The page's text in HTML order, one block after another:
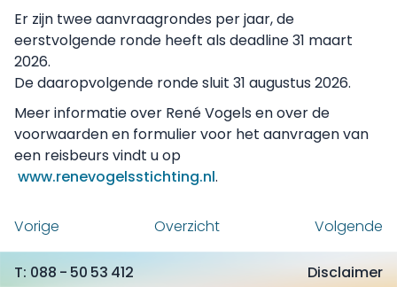
Er zijn twee aanvraagrondes per jaar, de
eerstvolgende ronde heeft als deadline 31 maart
2026.
De daaropvolgende ronde sluit 31 augustus 2026.
Meer informatie over René Vogels en over de
voorwaarden en formulier voor het aanvragen van
een reisbeurs vindt u op
www.renevogelsstichting.nl.
Vorige Overzicht Volgende
088 - 50 53 412 Disclaimer